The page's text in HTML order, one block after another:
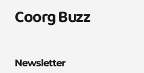
Coorg Buzz
Newsletter